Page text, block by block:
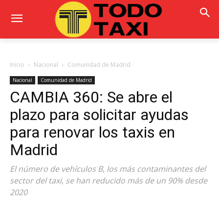
Inicio Nacional Comunidad de Madrid
Nacional Comunidad de Madrid
CAMBIA 360: Se abre el
plazo para solicitar ayudas
para renovar los taxis en
Madrid
El número de vehículos B, los más contaminantes del
sector del taxi, se han reducido más de un 90% desde
2020